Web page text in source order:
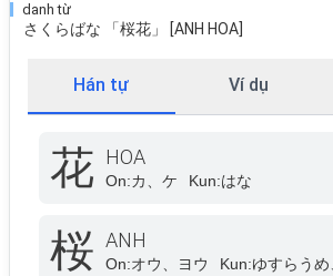
danh từ
さくらばな 「桜花」 [ANH HOA]
Hán tự Ví dụ
花 HOA
On:カ、ケ Kun:はな
桜 ANH
On:オウ、ヨウ Kun:ゆすらうめ